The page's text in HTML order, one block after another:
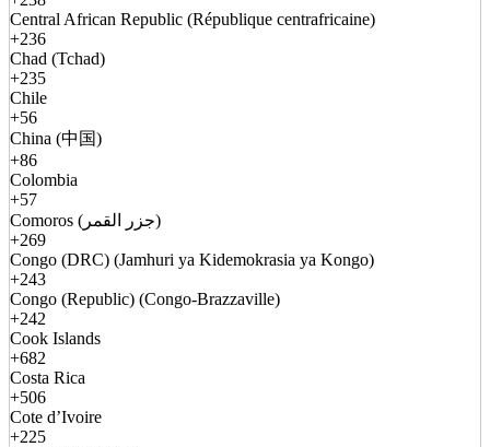
Central African Republic (République centrafricaine)
+236
Chad (Tchad)
+235
Chile
+56
China (中国)
+86
Colombia
+57
Comoros (جزر القمر)
+269
Congo (DRC) (Jamhuri ya Kidemokrasia ya Kongo)
+243
Congo (Republic) (Congo-Brazzaville)
+242
Cook Islands
+682
Costa Rica
+506
Cote d’Ivoire
+225